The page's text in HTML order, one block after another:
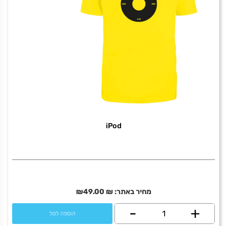
iPod
מחיר באתר:₪
₪49.00
+
כמות
- הוספה לסל